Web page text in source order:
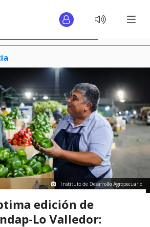
Instituto de Desarrollo Agropecuario
edición de
Lo Valledor: